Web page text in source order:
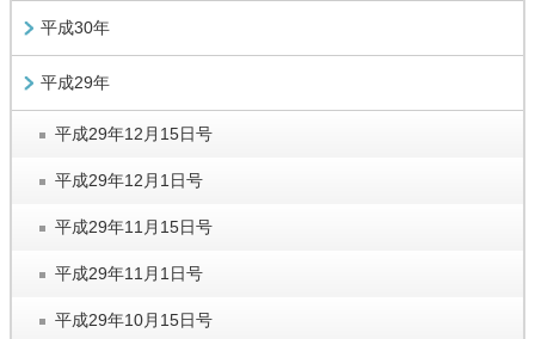
平成30年
平成29年
平成29年12月15日号
平成29年12月1日号
平成29年11月15日号
平成29年11月1日号
平成29年10月15日号